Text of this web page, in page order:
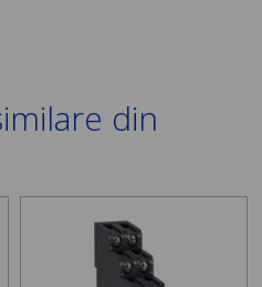
din